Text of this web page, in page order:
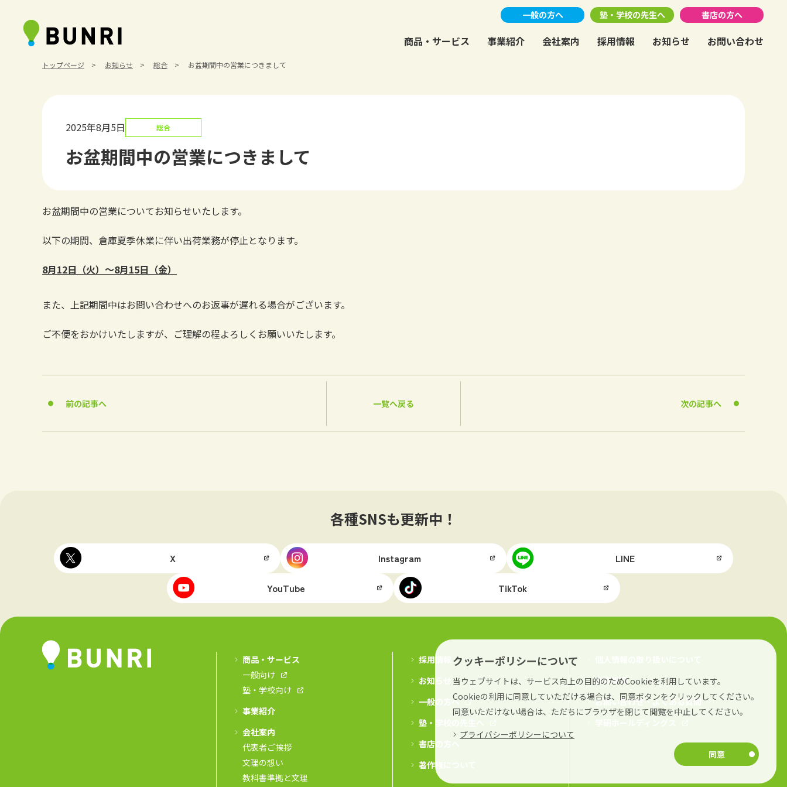
一般の方へ 塾・学校の先生へ 書店の方へ
商品・サービス 事業紹介 会社案内 採用情報 お知らせ お問い合わせ
トップページ お知らせ 総合 お盆期間中の営業につきまして
2025年8月5日 総合
お盆期間中の営業につきまして
お盆期間中の営業についてお知らせいたします。
以下の期間、倉庫夏季休業に伴い出荷業務が停止となります。
8月12日（火）～8月15日（金）
また、上記期間中はお問い合わせへのお返事が遅れる場合がございます。
ご不便をおかけいたしますが、ご理解の程よろしくお願いいたします。
前の記事へ 一覧へ戻る 次の記事へ
クッキーポリシーについて
当ウェブサイトは、サービス向上の目的のためCookieを利用しています。
Cookieの利用に同意していただける場合は、同意ボタンをクリックしてください。
同意いただけない場合は、ただちにブラウザを閉じて閲覧を中止してください。
プライバシーポリシーについて
同意
各種SNSも更新中！
X Instagram LINE
YouTube TikTok
商品・サービス
一般向け
塾・学校向け
事業紹介
会社案内
代表者ご挨拶
文理の想い
教科書準拠と文理
採用情報
お知らせ
一般の方へ
塾・学校の先生へ
書店の方へ
著作権について
免責事項
お問い合わせ・よくある質問